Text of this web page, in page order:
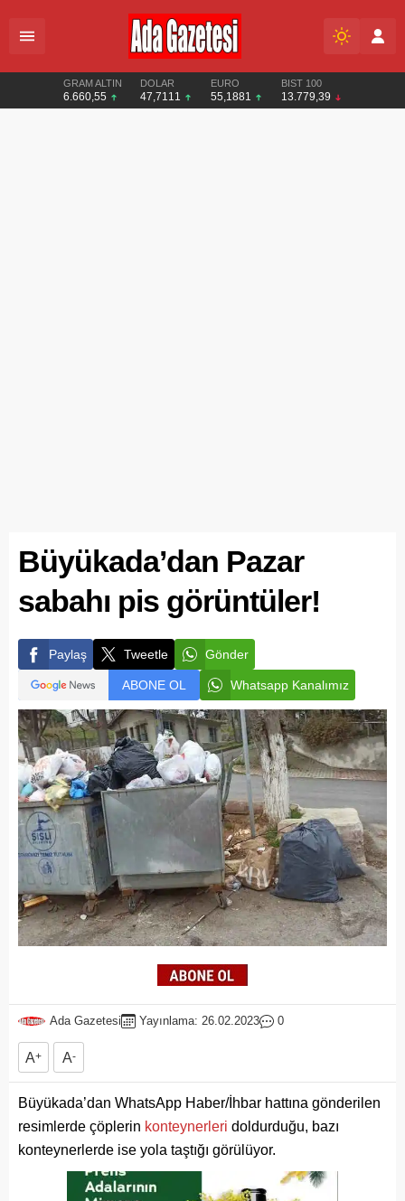
GRAM ALTIN
6.660,55
DOLAR
47,7111
EURO
55,1881
BIST 100
13.779,39
Büyükada’dan Pazar
sabahı pis görüntüler!
Paylaş Tweetle Gönder
ABONE OL Whatsapp Kanalımız
Ada Gazetesi Yayınlama: 26.02.2023 0
A+ A-
Büyükada’dan WhatsApp Haber/İhbar hattına gönderilen
resimlerde çöplerin konteynerleri doldurduğu, bazı
konteynerlerde ise yola taştığı görülüyor.